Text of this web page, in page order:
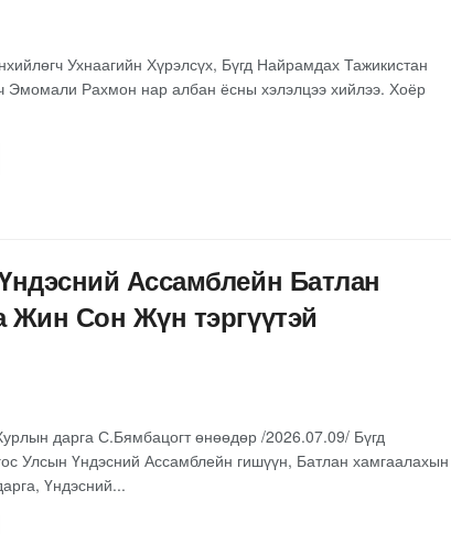
Ухнаагийн Хүрэлсүх, Бүгд Найрамдах Тажикистан
Эмомали Рахмон нар албан ёсны хэлэлцээ хийлээ. Хоёр
Ассамблейн Батлан
Жин Сон Жүн тэргүүтэй
дарга С.Бямбацогт өнөөдөр /2026.07.09/ Бүгд
Улсын Үндэсний Ассамблейн гишүүн, Батлан хамгаалахын
Үндэсний...